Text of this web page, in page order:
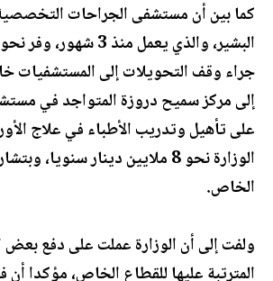
كما بين أن مستشفى الجراحات
جراء وقف التحويلات إلى المستشفيات
إلى مركز سميح دروزة المتواجد في
على تأهيل وتدريب الأطباء في علاج
الوزارة نحو 8 ملايين دينار
الخاص.
ولفت إلى أن الوزارة عملت على دفع
المترتبة عليها للقطاع الخاص، مؤكدا